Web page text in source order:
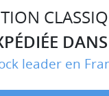
leader en